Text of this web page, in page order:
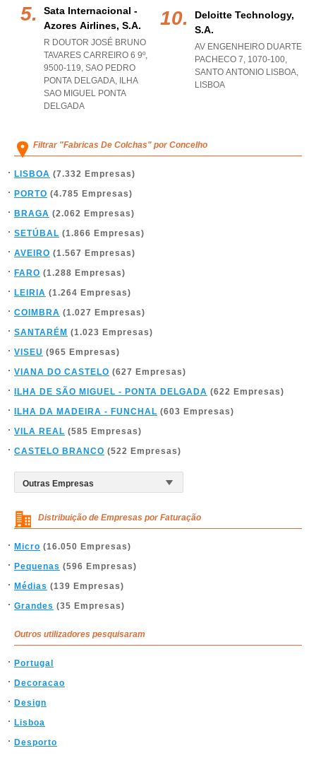
Sata Internacional -
Azores Airlines, S.a.
R DOUTOR JOSÉ BRUNO
TAVARES CARREIRO 6 9º,
9500-119, SAO PEDRO
PONTA DELGADA, ILHA
SAO MIGUEL PONTA
DELGADA
Deloitte Technology,
S.a.
AV ENGENHEIRO DUARTE
PACHECO 7, 1070-100,
SANTO ANTONIO LISBOA,
LISBOA
Filtrar "Fabricas De Colchas" por Concelho
LISBOA (7.332 Empresas)
PORTO (4.785 Empresas)
BRAGA (2.062 Empresas)
SETÚBAL (1.866 Empresas)
AVEIRO (1.567 Empresas)
FARO (1.288 Empresas)
LEIRIA (1.264 Empresas)
COIMBRA (1.027 Empresas)
SANTARÉM (1.023 Empresas)
VISEU (965 Empresas)
VIANA DO CASTELO (627 Empresas)
ILHA DE SÃO MIGUEL - PONTA DELGADA (622 Empresas)
ILHA DA MADEIRA - FUNCHAL (603 Empresas)
VILA REAL (585 Empresas)
CASTELO BRANCO (522 Empresas)
Distribuição de Empresas por Faturação
Micro (16.050 Empresas)
Pequenas (596 Empresas)
Médias (139 Empresas)
Grandes (35 Empresas)
Outros utilizadores pesquisaram
Portugal
Decoracao
Design
Lisboa
Desporto